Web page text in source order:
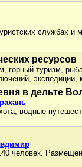
службах и
ресурсов
горный туризм,
экспедиции,
в дельте
водные
человек.